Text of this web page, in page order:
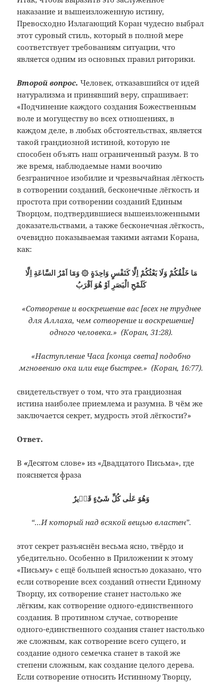
наказание и вышеизложенную истину,
Превосходно Излагающий Коран чудесно выбрал
этот суровый стиль, который в полной мере
соответствует требованиям ситуации, что
является одним из основных правил риторики.
Второй вопрос.Человек, отказавшийся от идей
натурализма и принявший веру, спрашивает:
«Подчинение каждого создания Божественным
воле и могуществу во всех отношениях, в
каждом деле, в любых обстоятельствах, является
такой грандиозной истиной, которую не
способен объять наш ограниченный разум. В то
же время, наблюдаемые нами воочию
безграничное изобилие и чрезвычайная лёгкость
в сотворении созданий, бесконечные лёгкость и
простота при сотворении созданий Единым
Творцом, подтвердившиеся вышеизложенными
доказательствами, а также бесконечная лёгкость,
очевидно показываемая такими аятами Корана,
как:
مَا خَلْقُكُمْ وَلَا بَعْثُكُمْ اِلَّا كَنَفْسٍ وَاحِدَةٍ ۞ وَمَٓا اَمْرُ السَّاعَةِ اِلَّا
كَلَمْحِ الْبَصَرِ اَوْ هُوَ اَقْرَبُ
«Сотворение и воскрешение вас [всех не труднее
для Аллаха, чем сотворение и воскрешение]
одного человека.» (Коран, 31:28).
«Наступление Часа [конца света] подобно
мгновению ока или еще быстрее.» (Коран, 16:77).
свидетельствует о том, что эта грандиозная
истина наиболее приемлема и разумна. В чём же
заключается секрет, мудрость этой лёгкости?»
Ответ.
В «Десятом слове» из «Двадцатого Письма», где
поясняется фраза
“…И который над всякой вещью властен”.
этот секрет разъяснён весьма ясно, твёрдо и
убедительно. Особенно в Приложении к этому
«Письму» с ещё большей ясностью доказано, что
если сотворение всех созданий отнести Единому
Творцу, их сотворение станет настолько же
лёгким, как сотворение одного-единственного
создания. В противном случае, сотворение
одного-единственного создания станет настолько
же сложным, как сотворение всего сущего, и
создание одного семечка станет в такой же
степени сложным, как создание целого дерева.
Если сотворение относить Истинному Творцу,